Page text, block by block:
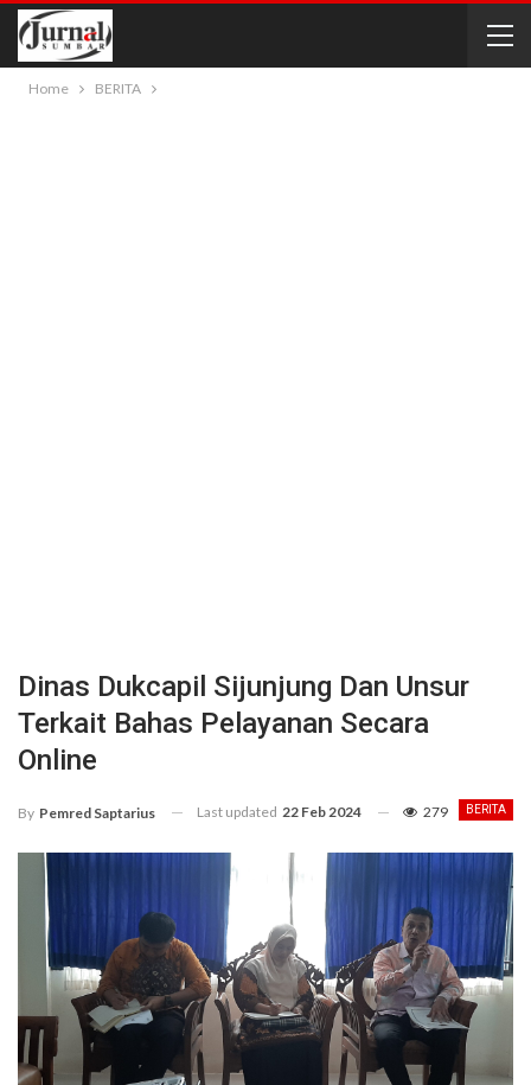
Home BERITA
Dinas Dukcapil Sijunjung Dan Unsur
Terkait Bahas Pelayanan Secara
Online
BERITA
By Pemred Saptarius Last updated 22 Feb 2024 279